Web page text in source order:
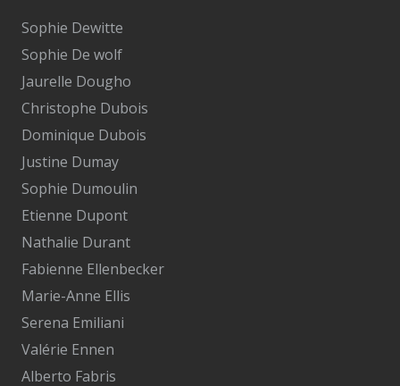
Sophie Dewitte
Sophie De wolf
Jaurelle Dougho
Christophe Dubois
Dominique Dubois
Justine Dumay
Sophie Dumoulin
Etienne Dupont
Nathalie Durant
Fabienne Ellenbecker
Marie-Anne Ellis
Serena Emiliani
Valérie Ennen
Alberto Fabris